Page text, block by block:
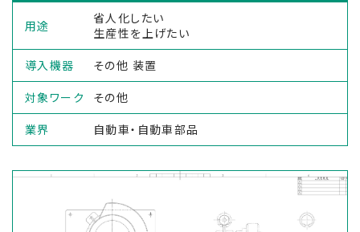
用途
省人化したい
生産性を上げたい
導入機器
その他 装置
対象ワーク
その他
業界
自動車・自動車部品